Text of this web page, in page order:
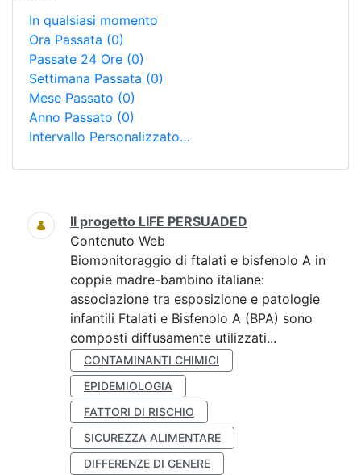
In qualsiasi momento
Ora Passata (0)
Passate 24 Ore (0)
Settimana Passata (0)
Mese Passato (0)
Anno Passato (0)
Intervallo Personalizzato…
Ricerca
Il progetto LIFE PERSUADED
Contenuto Web
Biomonitoraggio di ftalati e bisfenolo A in
coppie madre-bambino italiane:
associazione tra esposizione e patologie
infantili Ftalati e Bisfenolo A (BPA) sono
composti diffusamente utilizzati...
CONTAMINANTI CHIMICI
EPIDEMIOLOGIA
FATTORI DI RISCHIO
SICUREZZA ALIMENTARE
DIFFERENZE DI GENERE